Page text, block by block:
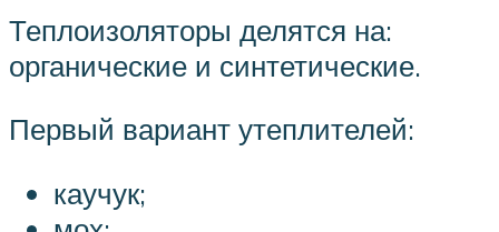
Теплоизоляторы делятся на:
органические и синтетические.
Первый вариант утеплителей:
каучук;